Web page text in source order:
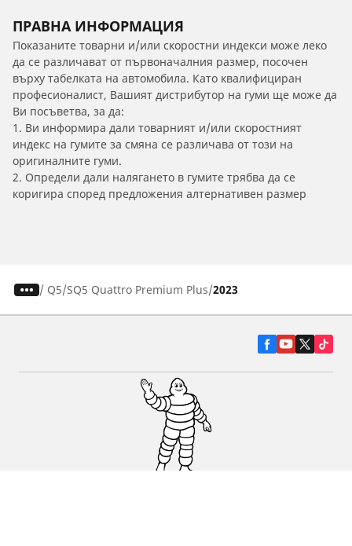
ПРАВНА ИНФОРМАЦИЯ
Показаните товарни и/или скоростни индекси може леко
да се различават от първоначалния размер, посочен
върху табелката на автомобила. Като квалифициран
професионалист, Вашият дистрибутор на гуми ще може да
Ви посъветва, за да:
1. Ви информира дали товарният и/или скоростният
индекс на гумите за смяна се различава от този на
оригиналните гуми.
2. Определи дали налягането в гумите трябва да се
коригира според предложения алтернативен размер
/ Q5 SQ5 Quattro Premium Plus 2023